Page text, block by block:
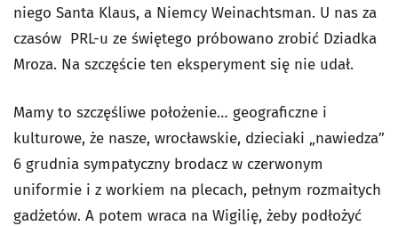
niego Santa Klaus, a Niemcy Weinachtsman. U nas za
czasów PRL-u ze świętego próbowano zrobić Dziadka
Mroza. Na szczęście ten eksperyment się nie udał.
Mamy to szczęśliwe położenie… geograficzne i
kulturowe, że nasze, wrocławskie, dzieciaki „nawiedza”
6 grudnia sympatyczny brodacz w czerwonym
uniformie i z workiem na plecach, pełnym rozmaitych
gadżetów. A potem wraca na Wigilię, żeby podłożyć